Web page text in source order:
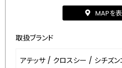
MAPを
取扱ブランド
アテッサ / クロスシー / シチズン